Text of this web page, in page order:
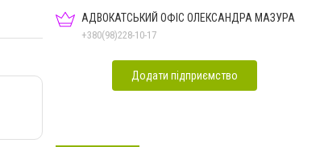
АДВОКАТСЬКИЙ ОФІС ОЛЕКСАНДРА МАЗУРА
+380(98)228-10-17
Додати підприємство